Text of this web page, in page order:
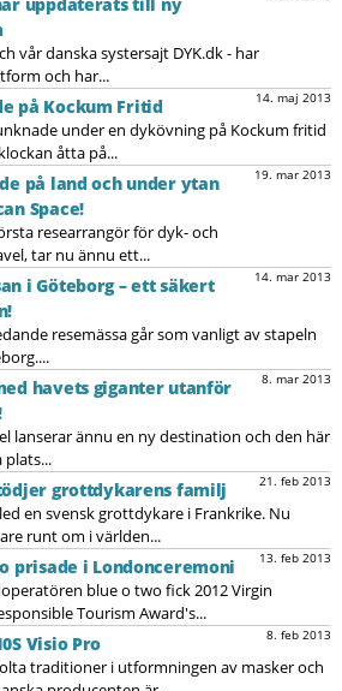
uppdaterats till ny
vår danska systersajt DYK.dk - har
och har...
14. maj 2013
på Kockum Fritid
under en dykövning på Kockum fritid
åtta på...
19. mar 2013
på land och under ytan
Space!
researrangör för dyk- och
tar nu ännu ett...
14. mar 2013
i Göteborg – ett säkert
resemässa går som vanligt av stapeln
8. mar 2013
havets giganter utanför
lanserar ännu en ny destination och den här
plats...
21. feb 2013
grottdykarens familj
en svensk grottdykare i Frankrike. Nu
runt om i världen...
13. feb 2013
prisade i Londonceremoni
blue o two fick 2012 Virgin
Tourism Award's...
8. feb 2013
Visio Pro
traditioner i utformningen av masker och